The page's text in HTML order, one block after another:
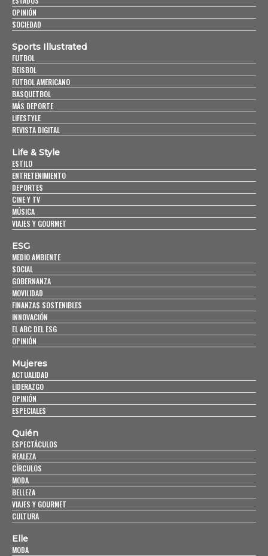
OPINIÓN
SOCIEDAD
Sports Illustrated
FUTBOL
BEISBOL
FUTBOL AMERICANO
BASQUETBOL
MÁS DEPORTE
LIFESTYLE
REVISTA DIGITAL
Life & Style
ESTILO
ENTRETENIMIENTO
DEPORTES
CINE Y TV
MÚSICA
VIAJES Y GOURMET
ESG
MEDIO AMBIENTE
SOCIAL
GOBERNANZA
MOVILIDAD
FINANZAS SOSTENIBLES
INNOVACIÓN
EL ABC DEL ESG
OPINIÓN
Mujeres
ACTUALIDAD
LIDERAZGO
OPINIÓN
ESPECIALES
Quién
ESPECTÁCULOS
REALEZA
CÍRCULOS
MODA
BELLEZA
VIAJES Y GOURMET
CULTURA
Elle
MODA